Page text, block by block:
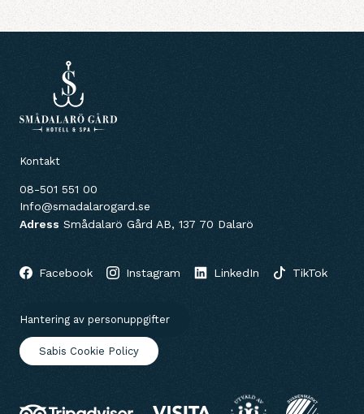
Kontakt
08-501 551 00
Info@smadalarogard.se
Adress Smådalarö Gård AB, 137 70 Dalarö
Facebook Instagram LinkedIn TikTok
Hantering av personuppgifter
Sabis Cookie Policy